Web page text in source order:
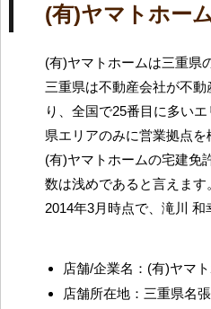
(有)ヤマトホー
(有)ヤマトホームは三重県
三重県は不動産会社が不
り、全国で25番目に多い
県エリアのみに営業拠点を
(有)ヤマトホームの宅建免
数は浅めであると言えます
2014年3月時点で、滝川 和
店舗/企業名：(有)ヤマ
店舗所在地：三重県名